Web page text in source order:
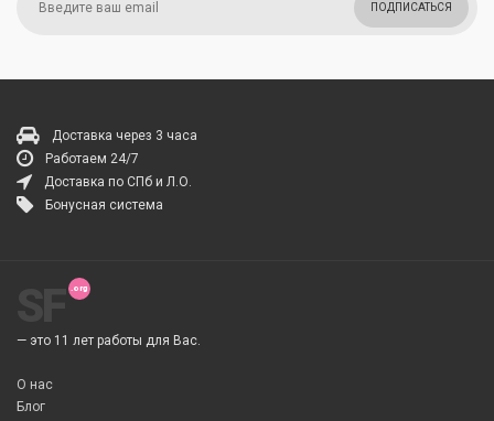
ПОДПИСАТЬСЯ
Доставка через 3 часа
Работаем 24/7
Доставка по СПб и Л.О.
Бонусная система
— это 11 лет работы для Вас.
О нас
Блог